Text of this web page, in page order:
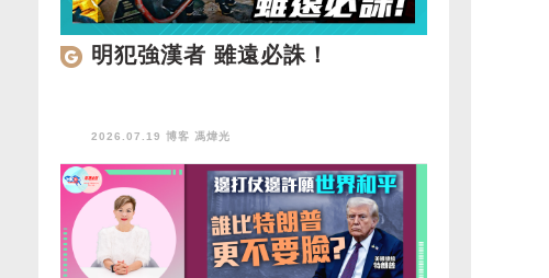
明犯強漢者 雖遠必誅！
2026.07.19 博客 馮煒光